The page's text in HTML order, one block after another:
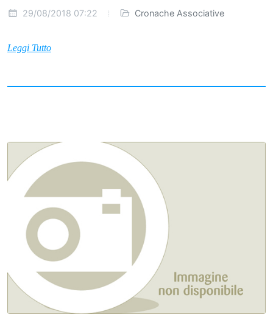
29/08/2018 07:22 Cronache Associative
Leggi Tutto